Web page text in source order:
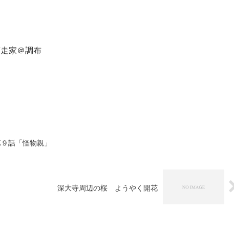
家＠調布
話「怪物親」
深大寺周辺の桜 ようやく開花